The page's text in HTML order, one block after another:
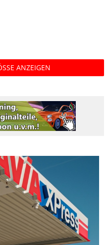
ANZEIGEN